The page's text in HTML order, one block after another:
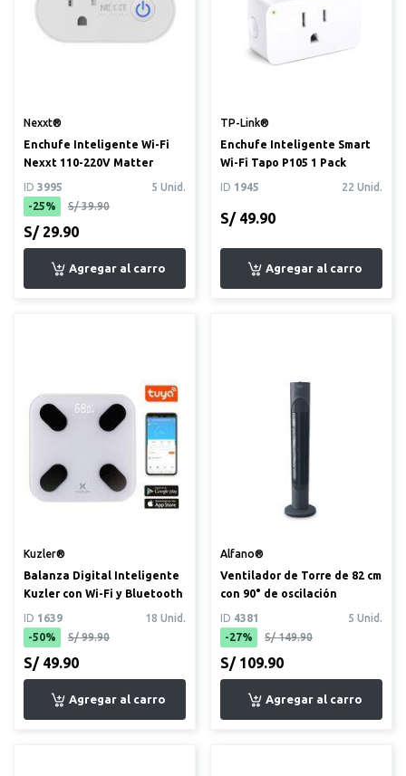
Nexxt®
Enchufe Inteligente Wi-Fi
Nexxt 110-220V Matter
ID 3995
5 Unid.
-25%
S/ 39.90
S/ 29.90
TP-Link®
Enchufe Inteligente Smart
Wi-Fi Tapo P105 1 Pack
ID 1945 22 Unid.
S/ 49.90
Kuzler®
Balanza Digital Inteligente
Kuzler con Wi-Fi y Bluetooth
ID 1639
18 Unid.
-50%
S/ 99.90
S/ 49.90
Alfano®
Ventilador de Torre de 82 cm
con 90° de oscilación
ID 4381
5 Unid.
-27%
S/ 149.90
S/ 109.90